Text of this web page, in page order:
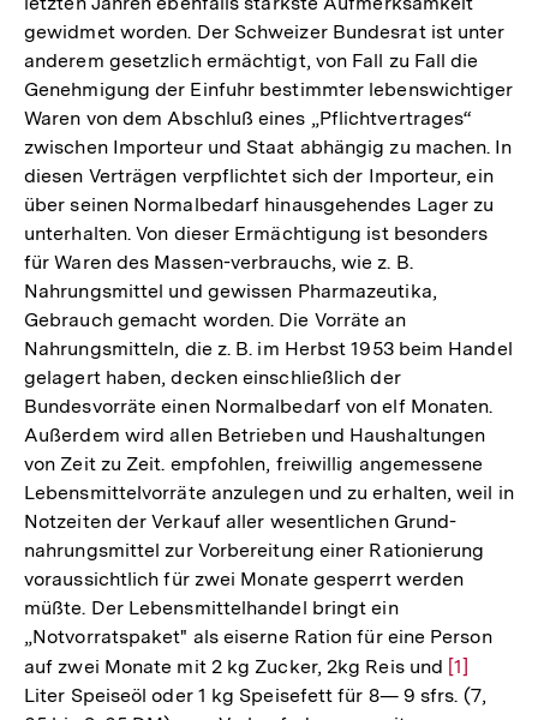
gewidmet worden. Der Schweizer Bundesrat ist unter
anderem gesetzlich ermächtigt, von Fall zu Fall die
Genehmigung der Einfuhr bestimmter lebenswichtiger
Waren von dem Abschluß eines „Pflichtvertrages“
zwischen Importeur und Staat abhängig zu machen. In
diesen Verträgen verpflichtet sich der Importeur, ein
über seinen Normalbedarf hinausgehendes Lager zu
unterhalten. Von dieser Ermächtigung ist besonders
für Waren des Massen-verbrauchs, wie z. B.
Nahrungsmittel und gewissen Pharmazeutika,
Gebrauch gemacht worden. Die Vorräte an
Nahrungsmitteln, die z. B. im Herbst 1953 beim Handel
gelagert haben, decken einschließlich der
Bundesvorräte einen Normalbedarf von elf Monaten.
Außerdem wird allen Betrieben und Haushaltungen
von Zeit zu Zeit. empfohlen, freiwillig angemessene
Lebensmittelvorräte anzulegen und zu erhalten, weil in
Notzeiten der Verkauf aller wesentlichen Grund-
nahrungsmittel zur Vorbereitung einer Rationierung
voraussichtlich für zwei Monate gesperrt werden
müßte. Der Lebensmittelhandel bringt ein
„Notvorratspaket" als eiserne Ration für eine Person
auf zwei Monate mit 2 kg Zucker, 2kg Reis und Zur
[1]
Liter Speiseöl oder 1 kg Speisefett für 8— 9 sfrs. (7,Zum